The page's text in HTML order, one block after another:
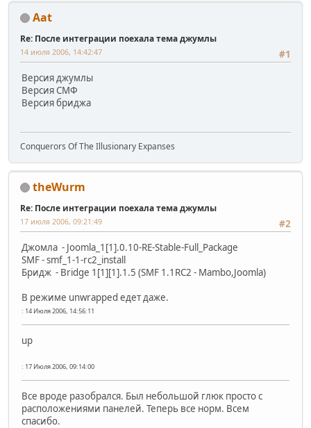
Aat
Re: После интеграции поехала тема джумлы
#1
14 июля 2006, 14:42:47
Версия джумлы
Версия СМФ
Версия бриджа
Conquerors Of The Illusionary Expanses
theWurm
Re: После интеграции поехала тема джумлы
#2
17 июля 2006, 09:21:49
Джомла - Joomla_1[1].0.10-RE-Stable-Full_Package
SMF - smf_1-1-rc2_install
Бридж - Bridge 1[1][1].1.5 (SMF 1.1RC2 - Mambo,Joomla)
В режиме unwrapped едет даже.
: 14 Июля 2006, 14:56:11
up
: 17 Июля 2006, 09:14:00
Все вроде разобрался. Был небольшой глюк просто с
расположениями панелей. Теперь все норм. Всем
спасибо.